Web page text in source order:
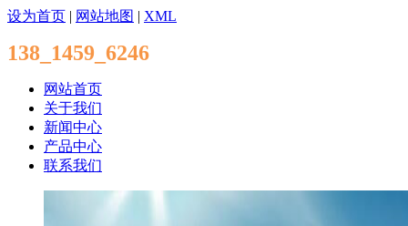
设为首页 | 网站地图 | XML
138_1459_6246
网站首页
关于我们
新闻中心
产品中心
联系我们